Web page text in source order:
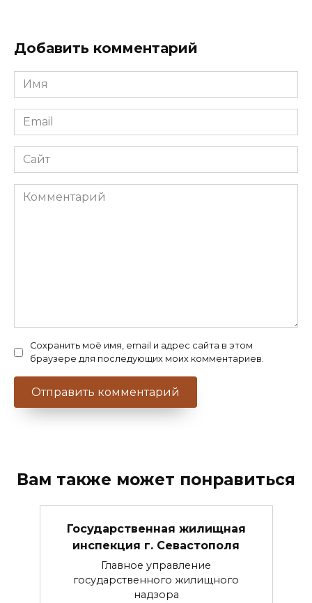
Добавить комментарий
Имя
*
Email
*
Сайт
Комментарий
Сохранить моё имя, email и адрес сайта в этом
браузере для последующих моих комментариев.
Вам также может понравиться
Государственная жилищная
инспекция г. Севастополя
Главное управление
государственного жилищного
надзора